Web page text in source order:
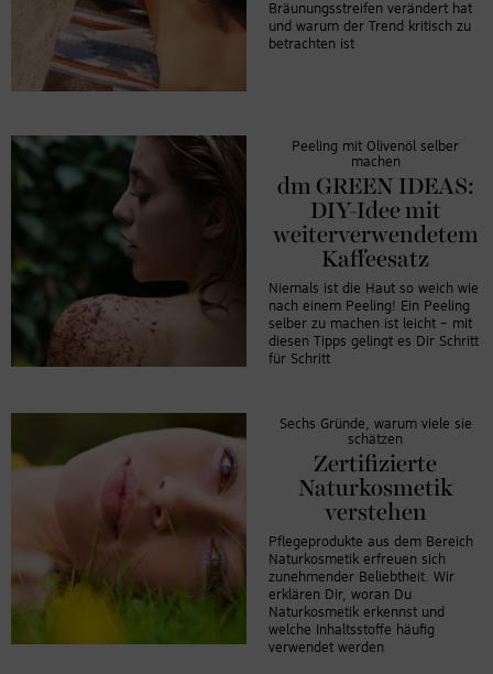
Bräunungsstreifen verändert hat
und warum der Trend kritisch zu
betrachten ist
Peeling mit Olivenöl selber
machen
dm GREEN IDEAS:
DIY-Idee mit
weiterverwendetem
Kaffeesatz
Niemals ist die Haut so weich wie
nach einem Peeling! Ein Peeling
selber zu machen ist leicht – mit
diesen Tipps gelingt es Dir Schritt
für Schritt
Sechs Gründe, warum viele sie
schätzen
Zertifizierte
Naturkosmetik
verstehen
Pflegeprodukte aus dem Bereich
Naturkosmetik erfreuen sich
zunehmender Beliebtheit. Wir
erklären Dir, woran Du
Naturkosmetik erkennst und
welche Inhaltsstoffe häufig
verwendet werden